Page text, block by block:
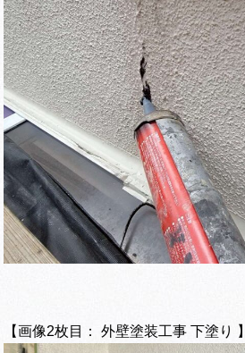
【画像2枚目： 外壁塗装工事 下塗り 】